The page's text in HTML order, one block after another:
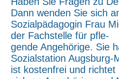
Dann wenden Sie sich
Sozialpädagogin Frau
der Fachstelle für pfle-
gende Angehörige. Sie
Sozialstation Augsburg-
ist kostenfrei und richtet